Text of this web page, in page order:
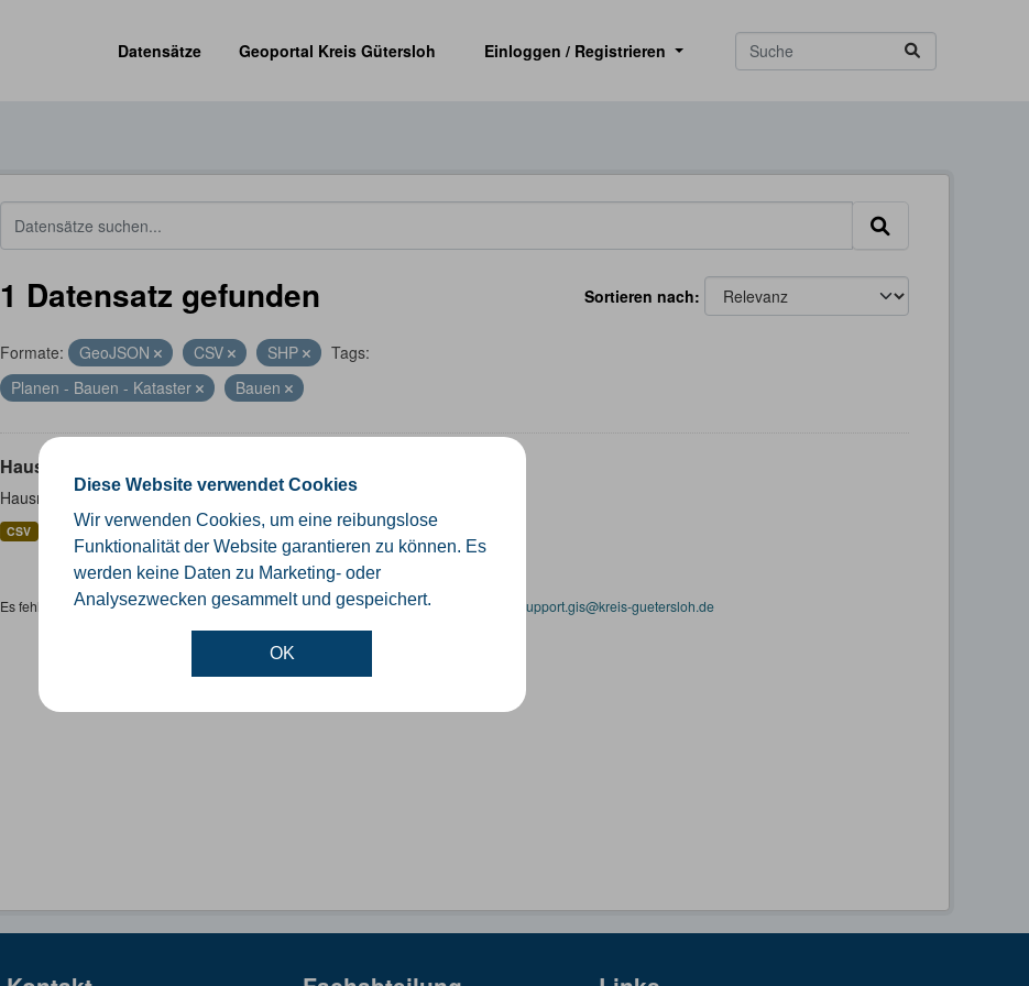
Diese Website verwendet Cookies
Wir verwenden Cookies, um eine reibungslose
Funktionalität der Website garantieren zu können. Es
werden keine Daten zu Marketing- oder
Analysezwecken gesammelt und gespeichert.
OK
Datensätze
Geoportal Kreis Gütersloh Einloggen / Registrieren
Sortieren nach
1 Datensatz gefunden
Formate: GeoJSON CSV SHP
Tags:
Planen - Bauen - Kataster
Bauen
Hausnummernkoordinaten
Hausnummernkoordinaten abgeleitet aus dem ALKIS-Bestand
CSV GeoJSON SHP
Es fehlen spezifische Datensätze? Wenden Sie sich bitte an einen Administrator unter: support.gis@kreis-guetersloh.de